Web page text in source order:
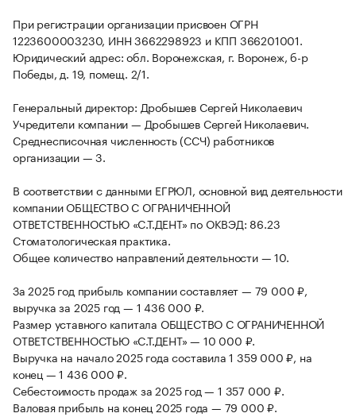
При регистрации организации присвоен ОГРН
1223600003230, ИНН 3662298923 и КПП 366201001.
Юридический адрес: обл. Воронежская, г. Воронеж, б-р
Победы, д. 19, помещ. 2/1.
Генеральный директор: Дробышев Сергей Николаевич
Учредители компании — Дробышев Сергей Николаевич.
Среднесписочная численность (ССЧ) работников
организации — 3.
В соответствии с данными ЕГРЮЛ, основной вид деятельности
компании ОБЩЕСТВО С ОГРАНИЧЕННОЙ
ОТВЕТСТВЕННОСТЬЮ «С.Т.ДЕНТ» по ОКВЭД: 86.23
Стоматологическая практика.
Общее количество направлений деятельности — 10.
За 2025 год прибыль компании составляет — 79 000 ₽,
выручка за 2025 год — 1 436 000 ₽.
Размер уставного капитала ОБЩЕСТВО С ОГРАНИЧЕННОЙ
ОТВЕТСТВЕННОСТЬЮ «С.Т.ДЕНТ» — 10 000 ₽.
Выручка на начало 2025 года составила 1 359 000 ₽, на
конец — 1 436 000 ₽.
Себестоимость продаж за 2025 год — 1 357 000 ₽.
Валовая прибыль на конец 2025 года — 79 000 ₽.